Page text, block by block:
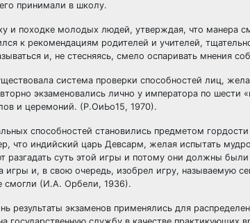
принимали в школу.
и походке молодых людей, утверждая, что манера
к рекомендациям родителей и учителей,
и, не стесняясь, смело оспаривать мнения
система проверки способностей лиц,
экзаменовались лично у императора по шести
и церемоний. (Р.ОиЬо15, 1970).
способностей становились предметом
что индийский царь Девсарм, желая испытать
разгадать суть этой игры и потому они должны
и, в свою очередь, изобрел игру, называемую
смогли (И.А. Орбели, 1936).
результаты экзаменов применялись для